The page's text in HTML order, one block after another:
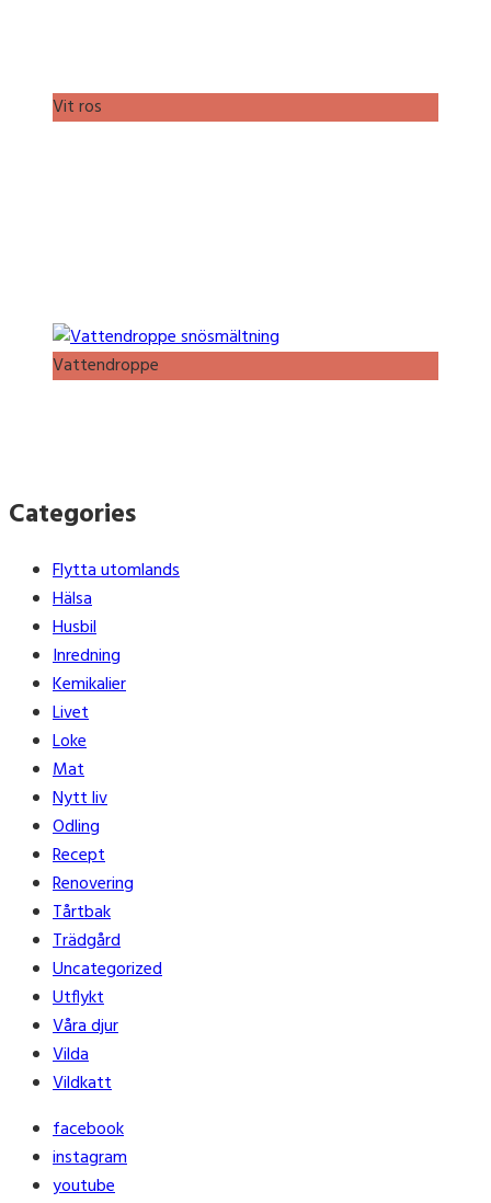
Vit ros
Vattendroppe
Categories
Flytta utomlands
Hälsa
Husbil
Inredning
Kemikalier
Livet
Loke
Mat
Nytt liv
Odling
Recept
Renovering
Tårtbak
Trädgård
Uncategorized
Utflykt
Våra djur
Vilda
Vildkatt
facebook
instagram
youtube